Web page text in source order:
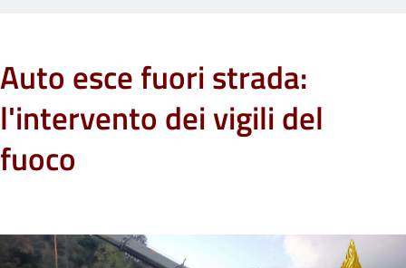
Auto esce fuori strada:
l'intervento dei vigili del
fuoco